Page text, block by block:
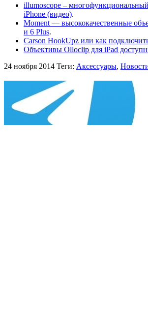
illumoscope –
iPhone (видео).
Moment — высококачественные
и 6 Plus.
Carson HookUpz или как
Объективы Olloclip для iPad
24 ноября 2014 Теги: Аксессуары,